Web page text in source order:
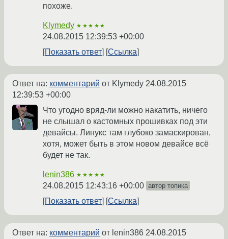
похоже.
Klymedy ★★★★★
24.08.2015 12:39:53 +00:00
Показать ответ
Ссылка
Ответ на: комментарий от Klymedy 24.08.2015
12:39:53 +00:00
Что угодно вряд-ли можно накатить, ничего
не слышал о кастомных прошивках под эти
девайсы. Линукс там глубоко замаскирован,
хотя, может быть в этом новом девайсе всё
будет не так.
lenin386 ★★★★★
24.08.2015 12:43:16 +00:00 автор топика
Показать ответ Ссылка
Ответ на: комментарий от lenin386 24.08.2015